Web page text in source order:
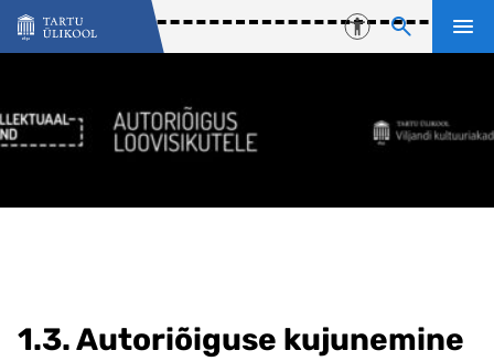
Liigu edasi põhisisu juurde
1.3. Autoriõiguse kujunemine